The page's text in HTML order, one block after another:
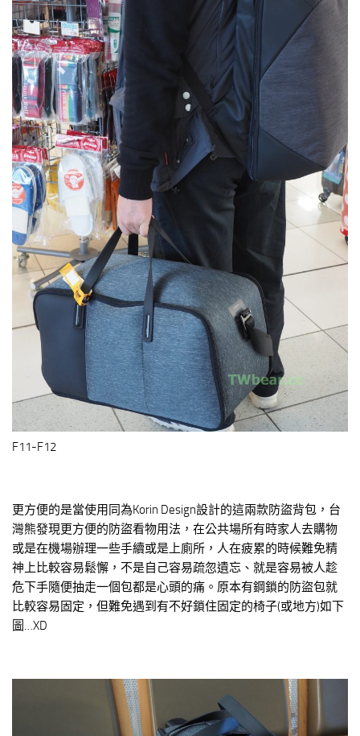
F11-F12
更方便的是當使用同為Korin Design設計的這兩款防盜背包，台
灣熊發現更方便的防盜看物用法，在公共場所有時家人去購物
或是在機場辦理一些手續或是上廁所，人在疲累的時候難免精
神上比較容易鬆懈，不是自己容易疏忽遺忘、就是容易被人趁
危下手隨便抽走一個包都是心頭的痛。原本有鋼鎖的防盜包就
比較容易固定，但難免遇到有不好鎖住固定的椅子(或地方)如下
圖…XD